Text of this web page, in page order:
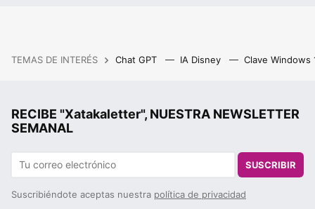
TEMAS DE INTERÉS Chat GPT IA Disney Clave Windows
RECIBE "Xatakaletter", NUESTRA NEWSLETTER
SEMANAL
SUSCRIBIR
Suscribiéndote aceptas nuestra política de privacidad